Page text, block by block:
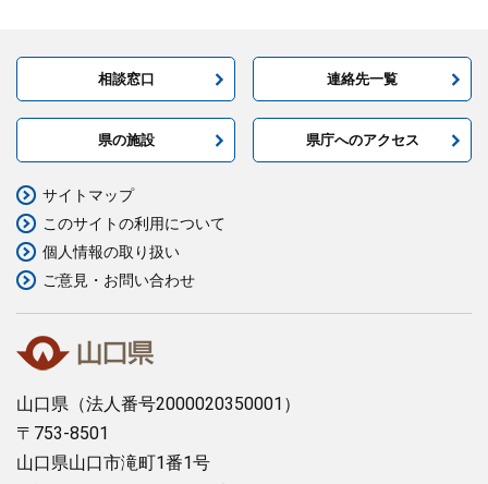
相談窓口 連絡先一覧
県の施設 県庁へのアクセス
山口県 （法人番号2000020350001）
〒753-8501
山口県山口市滝町1番1号
サイトマップ
このサイトの利用について
個人情報の取り扱い
ご意見・お問い合わせ